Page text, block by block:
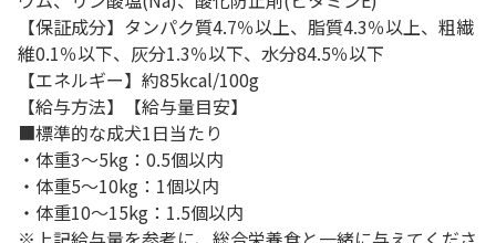
【保証成分】タンパク質4.7％以上、脂質4.3％以上、粗繊
維0.1％以下、灰分1.3％以下、水分84.5％以下
【エネルギー】約85kcal/100g
【給与方法】【給与量目安】
■標準的な成犬1日当たり
・体重3～5kg：0.5個以内
・体重5～10kg：1個以内
・体重10～15kg：1.5個以内